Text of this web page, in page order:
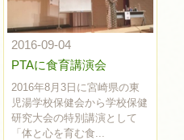
2016-09-04
PTAに食育講演会
2016年8月3日に宮崎県の東
児湯学校保健会から学校保健
研究大会の特別講演として
「体と心を育む食...